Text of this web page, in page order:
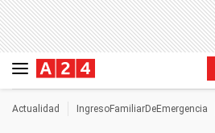
Actualidad IngresoFamiliarDeEmergencia